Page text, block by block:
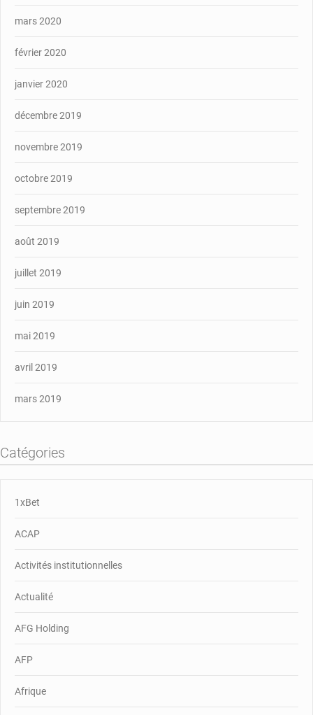
mars 2020
février 2020
janvier 2020
décembre 2019
novembre 2019
octobre 2019
septembre 2019
août 2019
juillet 2019
juin 2019
mai 2019
avril 2019
mars 2019
Catégories
1xBet
ACAP
Activités institutionnelles
Actualité
AFG Holding
AFP
Afrique